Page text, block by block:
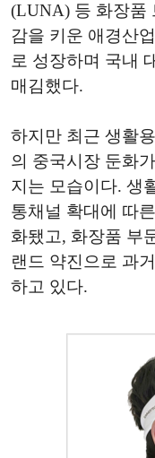
(LUNA) 등 화장품
감을 키운 애경산
로 성장하며 국내
매김했다.
하지만 최근 생활
의 중국시장 둔화
지는 모습이다. 생
통채널 확대에 따
화됐고, 화장품 부
랜드 약진으로 과
하고 있다.